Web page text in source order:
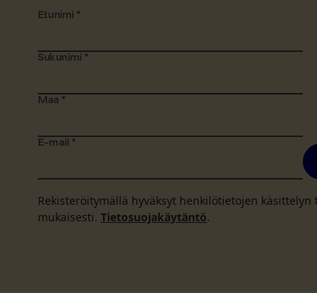
Etunimi *
Sukunimi *
Maa *
E-mail *
Rekisteröitymällä hyväksyt henkilötietojen käsittelyn
mukaisesti. Tietosuojakäytäntö.